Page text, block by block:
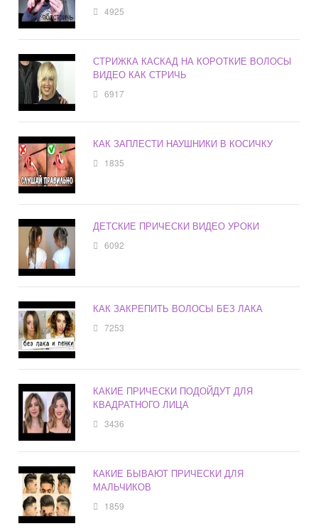
4925
СТРИЖКА КАСКАД НА КОРОТКИЕ ВОЛОСЫ
ВИДЕО КАК СТРИЧЬ
6917
КАК ЗАПЛЕСТИ НАУШНИКИ В КОСИЧКУ
1835
ДЕТСКИЕ ПРИЧЕСКИ ВИДЕО УРОКИ
6092
КАК ЗАКРЕПИТЬ ВОЛОСЫ БЕЗ ЛАКА
7253
КАКИЕ ПРИЧЕСКИ ПОДОЙДУТ ДЛЯ
КВАДРАТНОГО ЛИЦА
3436
КАКИЕ БЫВАЮТ ПРИЧЕСКИ ДЛЯ
МАЛЬЧИКОВ
1859